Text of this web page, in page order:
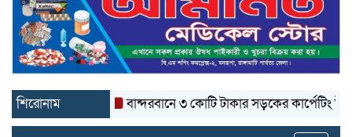
শিরোনাম বান্দরবানে ৩ কোটি টাকার সড়কের কার্পেটিং উঠে যাচ্ছে